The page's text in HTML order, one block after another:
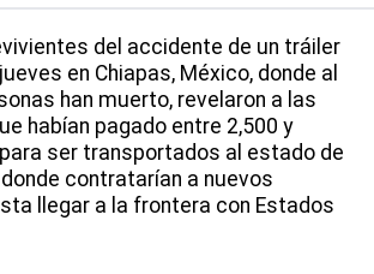
del accidente de un tráiler
en Chiapas, México, donde al
han muerto, revelaron a las
habían pagado entre 2,500 y
ser transportados al estado de
contratarían a nuevos
llegar a la frontera con Estados